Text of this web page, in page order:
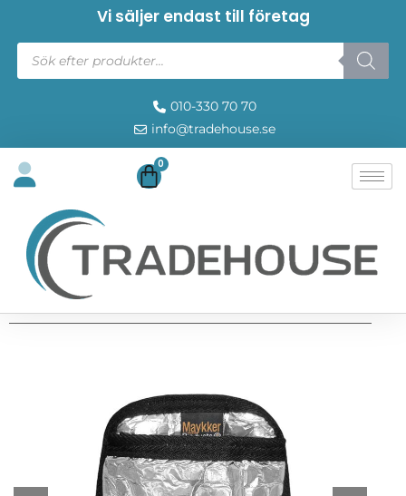
Vi säljer endast till företag
010-330 70 70
info@tradehouse.se
0